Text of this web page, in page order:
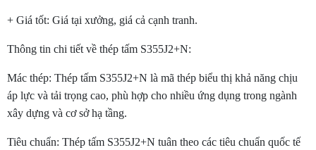
+ Giá tốt: Giá tại xưởng, giá cả cạnh tranh.
Thông tin chi tiết về thép tấm S355J2+N:
Mác thép: Thép tấm S355J2+N là mã thép biểu thị khả năng chịu
áp lực và tải trọng cao, phù hợp cho nhiều ứng dụng trong ngành
xây dựng và cơ sở hạ tầng.
Tiêu chuẩn: Thép tấm S355J2+N tuân theo các tiêu chuẩn quốc tế